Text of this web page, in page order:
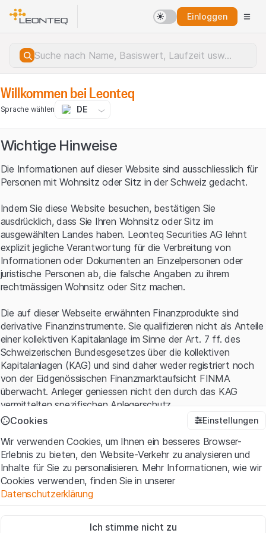
Einloggen
Serverfehler.
Willkommen bei Leonteq
Sprache wählen DE
Wichtige Hinweise
Die Informationen auf dieser Website sind ausschliesslich für
Personen mit Wohnsitz oder Sitz in der Schweiz gedacht.
Indem Sie diese Website besuchen, bestätigen Sie
ausdrücklich, dass Sie Ihren Wohnsitz oder Sitz im
ausgewählten Landes haben. Leonteq Securities AG lehnt
explizit jegliche Verantwortung für die Verbreitung von
Informationen oder Dokumenten an Einzelpersonen oder
juristische Personen ab, die falsche Angaben zu ihrem
rechtmässigen Wohnsitz oder Sitz machen.
Die auf dieser Webseite erwähnten Finanzprodukte sind
derivative Finanzinstrumente. Sie qualifizieren nicht als Anteile
einer kollektiven Kapitalanlage im Sinne der Art. 7 ff. des
Schweizerischen Bundesgesetzes über die kollektiven
Kapitalanlagen (KAG) und sind daher weder registriert noch
von der Eidgenössischen Finanzmarktaufsicht FINMA
überwacht. Anleger geniessen nicht den durch das KAG
vermittelten spezifischen Anlegerschutz.
Mit dem Zugriff auf diese Website der Leonteq Securities AG
(die "Website") erklären Sie, dass Sie die rechtlichen
Informationen und die wichtigen Hinweise und
Nutzungsbedingungenverstanden haben und akzeptieren.
Wenn Sie mit den Nutzungsbedingungen nicht einverstanden
Cookies Einstellungen
Wir verwenden Cookies, um Ihnen ein besseres Browser-
Erlebnis zu bieten, den Website-Verkehr zu analysieren und
Inhalte für Sie zu personalisieren. Mehr Informationen, wie wir
Cookies verwenden, finden Sie in unserer
Datenschutzerklärung
Diese Cookies sind für die Website erforderlich und können nicht
Ich stimme nicht zu